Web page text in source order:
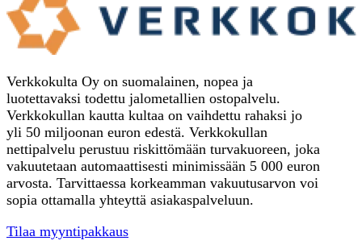
Verkkokulta Oy on suomalainen, nopea ja
luotettavaksi todettu jalometallien ostopalvelu.
Verkkokullan kautta kultaa on vaihdettu rahaksi jo
yli 50 miljoonan euron edestä. Verkkokullan
nettipalvelu perustuu riskittömään turvakuoreen, joka
vakuutetaan automaattisesti minimissään 5 000 euron
arvosta. Tarvittaessa korkeamman vakuutusarvon voi
sopia ottamalla yhteyttä asiakaspalveluun.
Tilaa myyntipakkaus